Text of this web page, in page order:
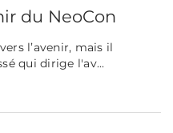
du NeoCon
l’avenir, mais il
qui dirige l'av...